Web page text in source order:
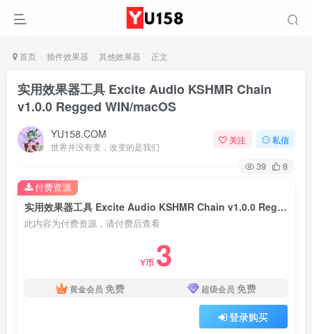
首页 插件效果器 其他效果器 正文
实用效果器工具 Excite Audio KSHMR Chain
v1.0.0 Regged WIN/macOS
YU158.COM
世界并没有变，改变的是我们
关注 私信
39 8
实用效果器工具 Excite Audio KSHMR Chain v1.0.0 Regged WIN/macOS
此内容为付费资源，请付费后查看
Y币 3
黄金会员 免费 超级会员 免费
登录购买
付费资源